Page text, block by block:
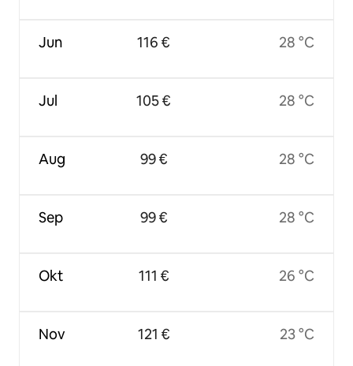
Jun
Jul
Aug
Sep
Okt
Nov
116 €
105 €
99 €
99 €
111 €
121 €
28 °C
28 °C
28 °C
28 °C
26 °C
23 °C